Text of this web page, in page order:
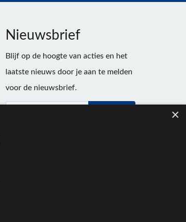
Nieuwsbrief
Blijf op de hoogte van acties en het
laatste nieuws door je aan te melden
voor de nieuwsbrief.
×